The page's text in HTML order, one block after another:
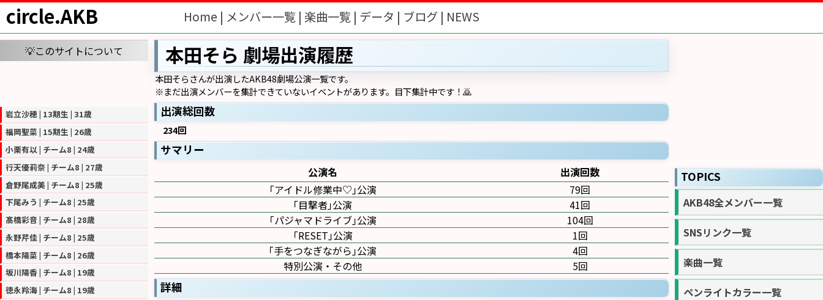
circle.AKB Home | メンバー一覧 | 楽曲一覧 | データ | ブログ | NEWS
💡このサイトについて
岩立沙穂 | 13期生 | 31歳
福岡聖菜 | 15期生 | 26歳
小栗有以 | チーム8 | 24歳
行天優莉奈 | チーム8 | 27歳
倉野尾成美 | チーム8 | 25歳
下尾みう | チーム8 | 25歳
髙橋彩音 | チーム8 | 28歳
永野芹佳 | チーム8 | 25歳
橋本陽菜 | チーム8 | 26歳
坂川陽香 | チーム8 | 19歳
徳永羚海 | チーム8 | 19歳
本田そら 劇場出演履歴
本田そらさんが出演したAKB48劇場公演一覧です。
※まだ出演メンバーを集計できていないイベントがあります。目下集計中です！🙇
出演総回数
234回
サマリー
公演名
出演回数
｢アイドル修業中♡｣公演
79回
｢目撃者｣公演
41回
｢パジャマドライブ｣公演
104回
｢RESET｣公演
1回
｢手をつなぎながら｣公演
4回
特別公演・その他
5回
詳細
TOPICS
AKB48全メンバー一覧
SNSリンク一覧
楽曲一覧
ペンライトカラー一覧